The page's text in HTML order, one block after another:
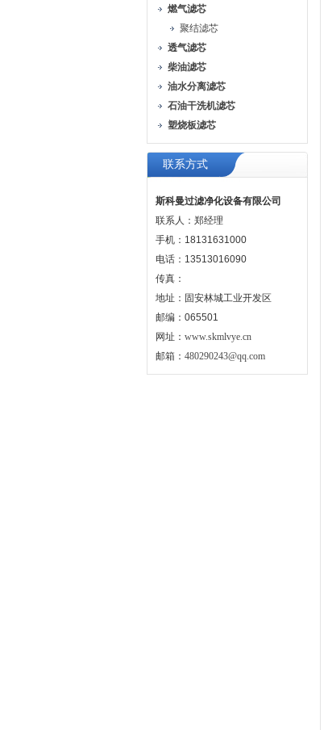
燃气滤芯
聚结滤芯
透气滤芯
柴油滤芯
油水分离滤芯
石油干洗机滤芯
塑烧板滤芯
联系方式
斯科曼过滤净化设备有限公司
联系人：郑经理
手机：18131631000
电话：13513016090
传真：
地址：固安林城工业开发区
邮编：065501
网址： www.skmlvye.cn
邮箱： 480290243@qq.com